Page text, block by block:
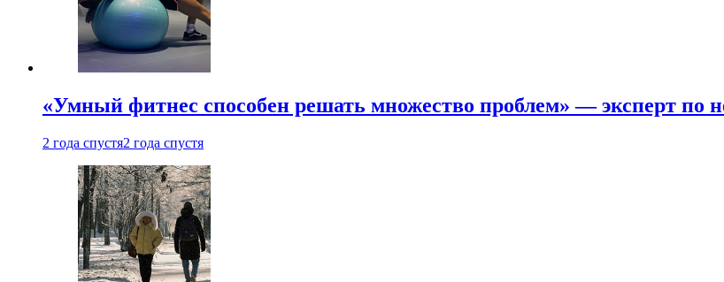
«Умный фитнес способен решать множество проблем» — эксперт по
2 года спустя2 года спустя